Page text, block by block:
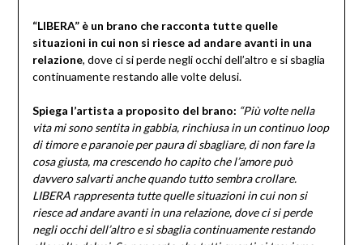
“LIBERA” è un brano che racconta tutte quelle
situazioni in cui non si riesce ad andare avanti in una
relazione, dove ci si perde negli occhi dell’altro e si sbaglia
continuamente restando alle volte delusi.
Spiega l’artista a proposito del brano: “Più volte nella
vita mi sono sentita in gabbia, rinchiusa in un continuo loop
di timore e paranoie per paura di sbagliare, di non fare la
cosa giusta, ma crescendo ho capito che l’amore può
davvero salvarti anche quando tutto sembra crollare.
LIBERA rappresenta tutte quelle situazioni in cui non si
riesce ad andare avanti in una relazione, dove ci si perde
negli occhi dell’altro e si sbaglia continuamente restando